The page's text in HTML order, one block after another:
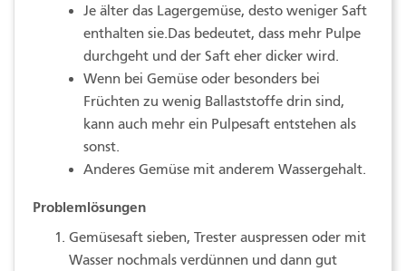
Je älter das Lagergemüse, desto weniger Saft
enthalten sie.Das bedeutet, dass mehr Pulpe
durchgeht und der Saft eher dicker wird.
Wenn bei Gemüse oder besonders bei
Früchten zu wenig Ballaststoffe drin sind,
kann auch mehr ein Pulpesaft entstehen als
sonst.
Anderes Gemüse mit anderem Wassergehalt.
Problemlösungen
Gemüsesaft sieben, Trester auspressen oder mit
Wasser nochmals verdünnen und dann gut